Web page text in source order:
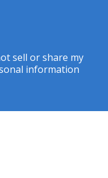
sell or share my
information